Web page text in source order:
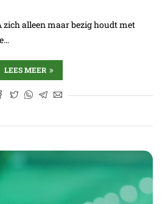
zich alleen maar bezig houdt met
LEES MEER